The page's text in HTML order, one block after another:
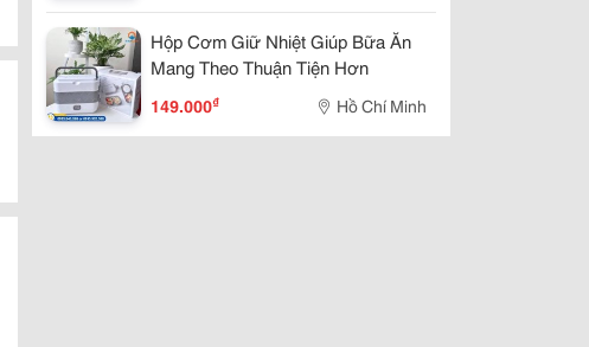
Hộp Cơm Giữ Nhiệt Giúp Bữa Ăn
Mang Theo Thuận Tiện Hơn
149.000₫ Hồ Chí Minh